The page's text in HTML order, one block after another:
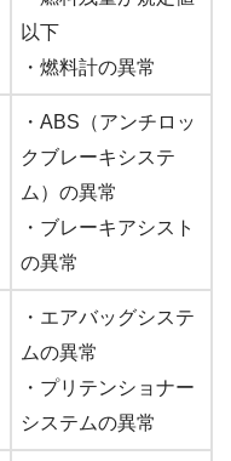
以下
・燃料計の異常
・ABS（アンチロッ
クブレーキシステ
ム）の異常
・ブレーキアシスト
の異常
・エアバッグシステ
ムの異常
・プリテンショナー
システムの異常